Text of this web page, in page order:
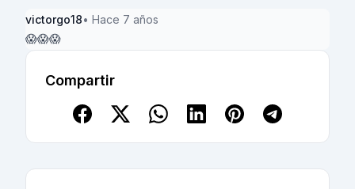
victorgo18• Hace 7 años
😱😱😱
Compartir